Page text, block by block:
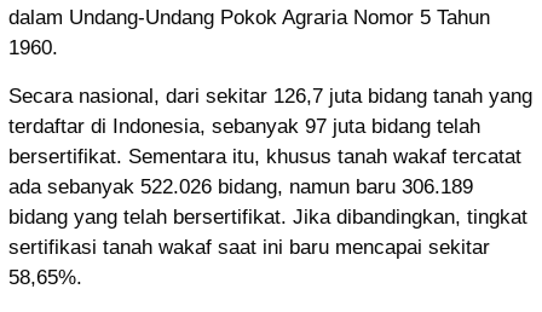
dalam Undang-Undang Pokok Agraria Nomor 5 Tahun
1960.
Secara nasional, dari sekitar 126,7 juta bidang tanah yang
terdaftar di Indonesia, sebanyak 97 juta bidang telah
bersertifikat. Sementara itu, khusus tanah wakaf tercatat
ada sebanyak 522.026 bidang, namun baru 306.189
bidang yang telah bersertifikat. Jika dibandingkan, tingkat
sertifikasi tanah wakaf saat ini baru mencapai sekitar
58,65%.